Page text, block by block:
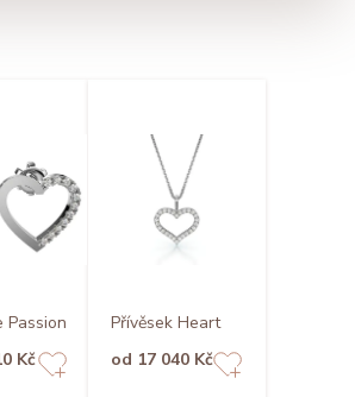
Passion
Kč
Přívěsek Heart
od 17 040 Kč